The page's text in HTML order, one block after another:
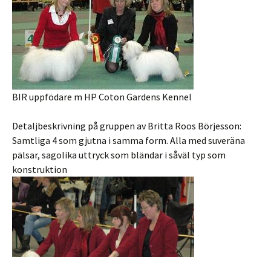
BIR uppfödare m HP Coton Gardens Kennel
Detaljbeskrivning på gruppen av Britta Roos Börjesson:
Samtliga 4 som gjutna i samma form. Alla med suveräna
pälsar, sagolika uttryck som bländar i såväl typ som
konstruktion